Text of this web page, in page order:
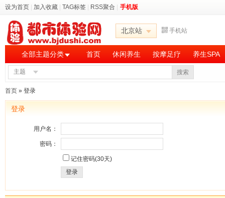
设为首页 加入收藏 TAG标签 RSS聚合 手机版
北京站 手机站
全部主题分类 首页 休闲养生 按摩足疗 养生SPA
主题 搜索
首页 » 登录
登录
用户名：
密码：
记住密码(30天)
登录